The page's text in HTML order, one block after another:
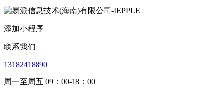
添加小程序
联系我们
13182418890
周一至周五 09：00-18：00